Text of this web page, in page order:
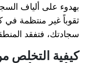
بهدوء على ألياف
ثقوباً غير منتظمة في
سجادتك، فتفقد
كيفية التخلص